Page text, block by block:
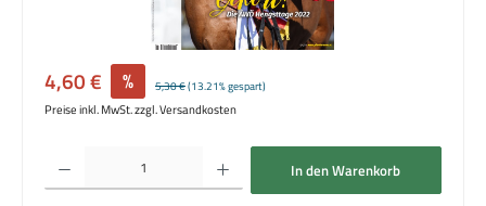
Verkaufspreis:
4,60 € % Regulärer Preis:
5,30 €(13.21% gespart)
Preise inkl. MwSt. zzgl. Versandkosten
Produkt Anzahl: Gib den gewünschten Wert ein oder benutze die Schaltflächen um
In den Warenkorb